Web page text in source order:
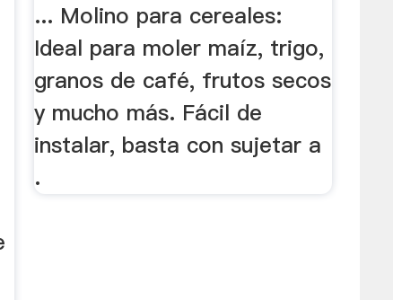
... Molino para cereales:
Ideal para moler maíz, trigo,
granos de café, frutos secos
y mucho más. Fácil de
instalar, basta con sujetar a
.